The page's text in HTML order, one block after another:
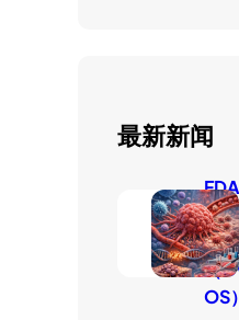
最新新闻
厘
中
（
OS